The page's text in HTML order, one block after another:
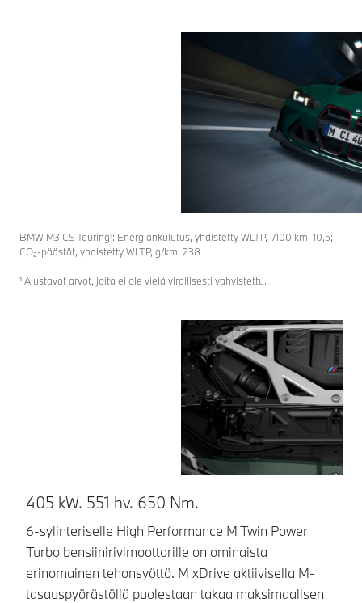
BMW M3 CS Touring¹: Energiankulutus, yhdistetty WLTP, l/100 km: 10,5;
CO₂-päästöt, yhdistetty WLTP, g/km: 238
¹ Alustavat arvot, joita ei ole vielä virallisesti vahvistettu.
405 kW. 551 hv. 650 Nm.
6-sylinteriselle High Performance M Twin Power
Turbo bensiinirivimoottorille on ominaista
erinomainen tehonsyöttö. M xDrive aktiivisella M-
tasauspyörästöllä puolestaan takaa maksimaalisen